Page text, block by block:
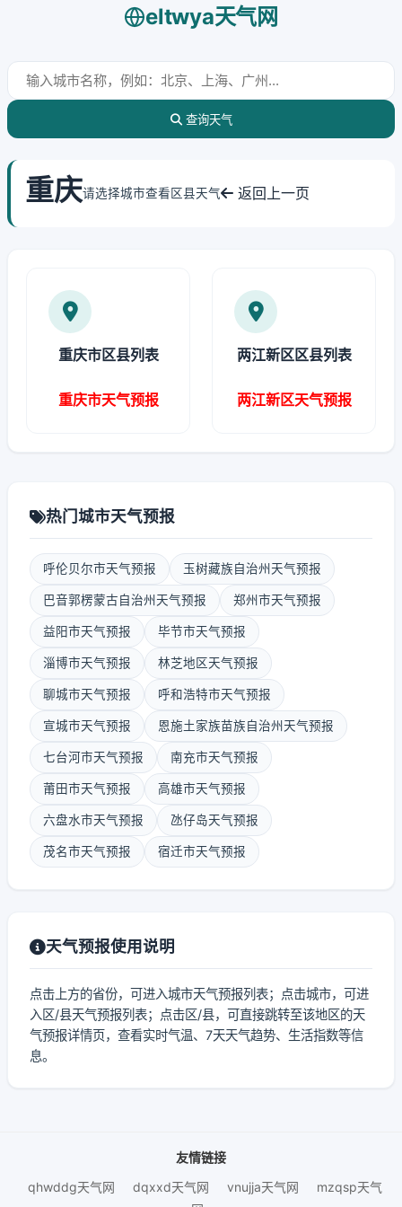
eltwya天气网
查询天气
重庆请选择城市查看区县天气 返回上一页
重庆市区县列表
重庆市天气预报
两江新区区县列表
两江新区天气预报
热门城市天气预报
呼伦贝尔市天气预报 玉树藏族自治州天气预报
巴音郭楞蒙古自治州天气预报 郑州市天气预报
益阳市天气预报 毕节市天气预报
淄博市天气预报 林芝地区天气预报
聊城市天气预报 呼和浩特市天气预报
宣城市天气预报 恩施土家族苗族自治州天气预报
七台河市天气预报 南充市天气预报
莆田市天气预报 高雄市天气预报
六盘水市天气预报 氹仔岛天气预报
茂名市天气预报 宿迁市天气预报
天气预报使用说明
点击上方的省份，可进入城市天气预报列表；点击城市，可进
入区/县天气预报列表；点击区/县，可直接跳转至该地区的天
气预报详情页，查看实时气温、7天天气趋势、生活指数等信
息。
友情链接
qhwddg天气网
dqxxd天气网 vnujja天气网
mzqsp天气